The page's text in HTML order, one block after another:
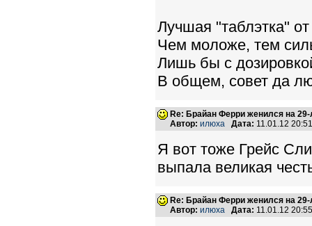
Лучшая "таблэтка" от
Чем моложе, тем
Лишь бы с
В общем, совет да
Re: Брайан Ферри женился на
Автор: илюха Дата: 11.01.12
Я вот тоже Грейс
выпала великая
Re: Брайан Ферри женился на
Автор: илюха Дата: 11.01.12